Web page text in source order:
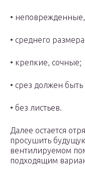
•
• среднего
• крепкие, сочные;
• срез должен
• без листьев.
Далее остается
просушить
вентилируемом
подходящим